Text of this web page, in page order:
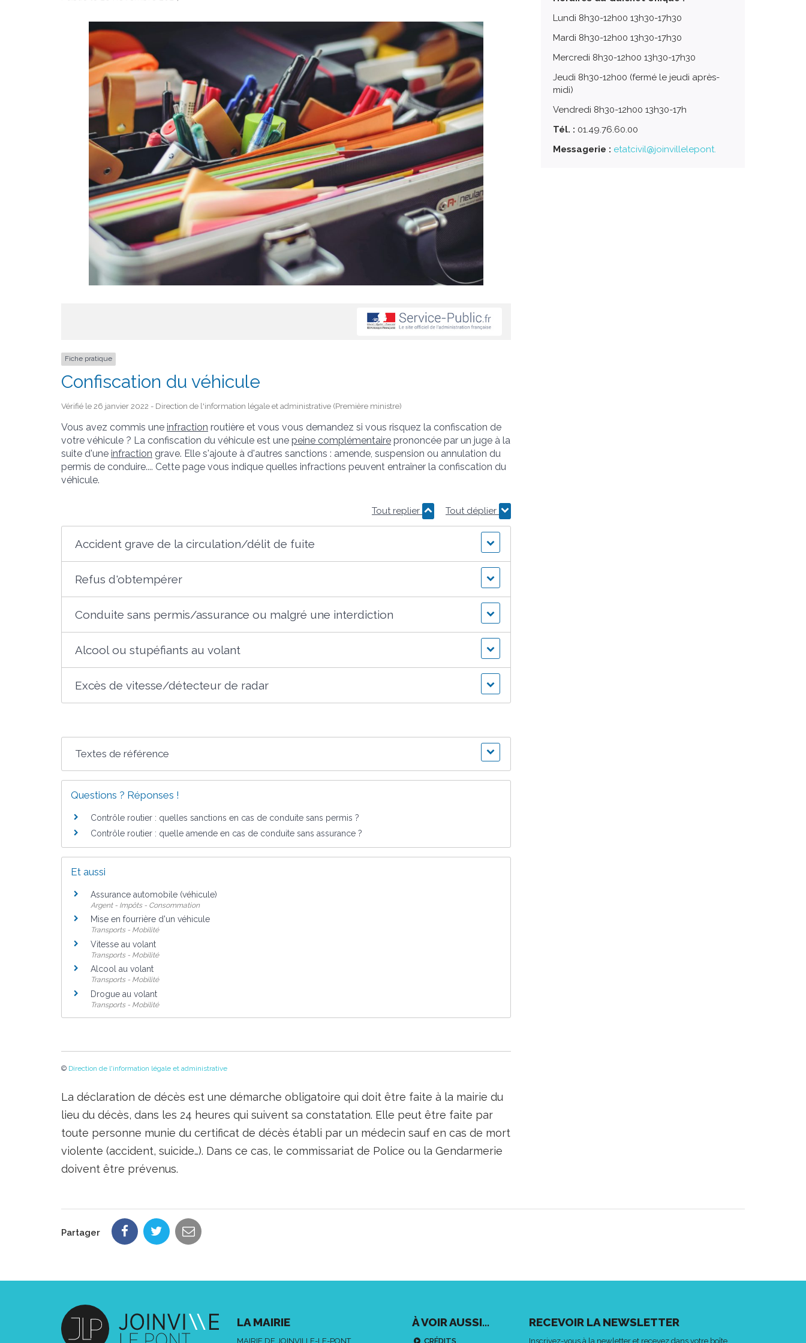
Fiche pratique
Confiscation du véhicule
Vérifié le 26 janvier 2022 - Direction de l'information légale et administrative (Première ministre)
Vous avez commis une infraction routière et vous vous demandez si vous risquez la confiscation de
votre véhicule ? La confiscation du véhicule est une peine complémentaire prononcée par un juge à la
suite d'une infraction grave. Elle s'ajoute à d'autres sanctions : amende, suspension ou annulation du
permis de conduire.... Cette page vous indique quelles infractions peuvent entraîner la confiscation du
véhicule.
Tout replier Tout déplier
Accident grave de la circulation/délit de fuite
Refus d'obtempérer
Conduite sans permis/assurance ou malgré une interdiction
Alcool ou stupéfiants au volant
Excès de vitesse/détecteur de radar
Textes de référence
Questions ? Réponses !
Contrôle routier : quelles sanctions en cas de conduite sans permis ?
Contrôle routier : quelle amende en cas de conduite sans assurance ?
Et aussi
Assurance automobile (véhicule)
Argent - Impôts - Consommation
Mise en fourrière d'un véhicule
Transports - Mobilité
Vitesse au volant
Transports - Mobilité
Alcool au volant
Transports - Mobilité
Drogue au volant
Transports - Mobilité
© Direction de l'information légale et administrative
La déclaration de décès est une démarche obligatoire qui doit être faite à la mairie du
lieu du décès, dans les 24 heures qui suivent sa constatation. Elle peut être faite par
toute personne munie du certificat de décès établi par un médecin sauf en cas de mort
violente (accident, suicide…). Dans ce cas, le commissariat de Police ou la Gendarmerie
doivent être prévenus.
Lundi 8h30-12h00 13h30-17h30
Mardi 8h30-12h00 13h30-17h30
Mercredi 8h30-12h00 13h30-17h30
Jeudi 8h30-12h00 (fermé le jeudi après-
midi)
Vendredi 8h30-12h00 13h30-17h
Tél. : 01.49.76.60.00
Messagerie : etatcivil@joinvillelepont.
Partager
LA MAIRIE
MAIRIE DE JOINVILLE-LE-PONT
À VOIR AUSSI...
CRÉDITS
RECEVOIR LA NEWSLETTER
Inscrivez-vous à la newletter et recevez dans votre boîte